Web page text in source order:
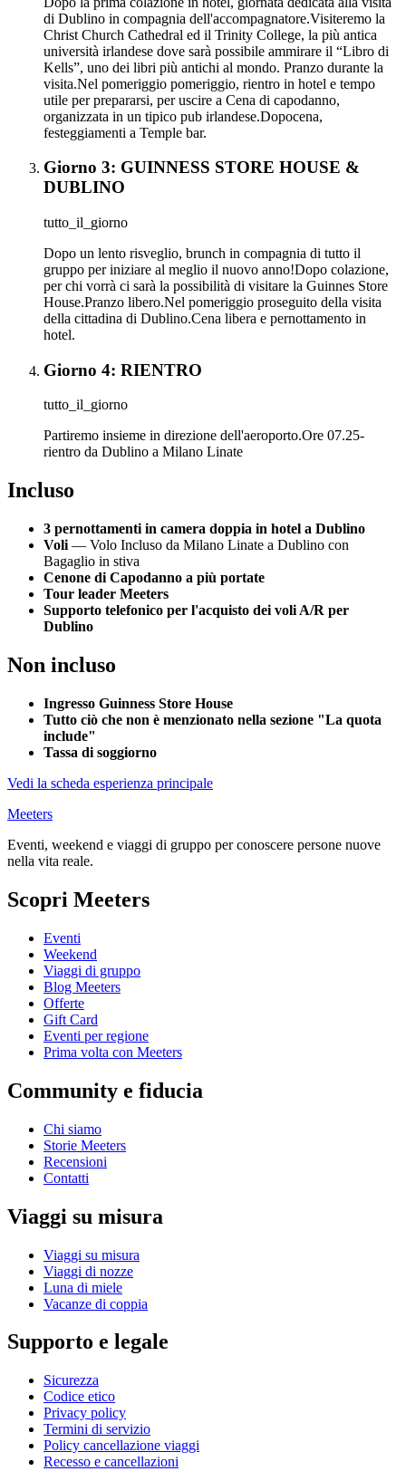
di Dublino in compagnia dell'accompagnatore.Visiteremo la
Christ Church Cathedral ed il Trinity College, la più antica
università irlandese dove sarà possibile ammirare il “Libro di
Kells”, uno dei libri più antichi al mondo. Pranzo durante la
visita.Nel pomeriggio pomeriggio, rientro in hotel e tempo
utile per prepararsi, per uscire a Cena di capodanno,
organizzata in un tipico pub irlandese.Dopocena,
festeggiamenti a Temple bar.
Giorno 3: GUINNESS STORE HOUSE &
DUBLINO
tutto_il_giorno
Dopo un lento risveglio, brunch in compagnia di tutto il
gruppo per iniziare al meglio il nuovo anno!Dopo colazione,
per chi vorrà ci sarà la possibilità di visitare la Guinnes Store
House.Pranzo libero.Nel pomeriggio proseguito della visita
della cittadina di Dublino.Cena libera e pernottamento in
hotel.
Giorno 4: RIENTRO
tutto_il_giorno
Partiremo insieme in direzione dell'aeroporto.Ore 07.25-
rientro da Dublino a Milano Linate
Incluso
3 pernottamenti in camera doppia in hotel a Dublino
Voli — Volo Incluso da Milano Linate a Dublino con
Bagaglio in stiva
Cenone di Capodanno a più portate
Tour leader Meeters
Supporto telefonico per l'acquisto dei voli A/R per
Dublino
Non incluso
Ingresso Guinness Store House
Tutto ciò che non è menzionato nella sezione "La quota
include"
Tassa di soggiorno
Vedi la scheda esperienza principale
Meeters
Eventi, weekend e viaggi di gruppo per conoscere persone nuove
nella vita reale.
Scopri Meeters
Eventi
Weekend
Viaggi di gruppo
Blog Meeters
Offerte
Gift Card
Eventi per regione
Prima volta con Meeters
Community e fiducia
Chi siamo
Storie Meeters
Recensioni
Contatti
Viaggi su misura
Viaggi su misura
Viaggi di nozze
Luna di miele
Vacanze di coppia
Supporto e legale
Sicurezza
Codice etico
Privacy policy
Termini di servizio
Policy cancellazione viaggi
Recesso e cancellazioni